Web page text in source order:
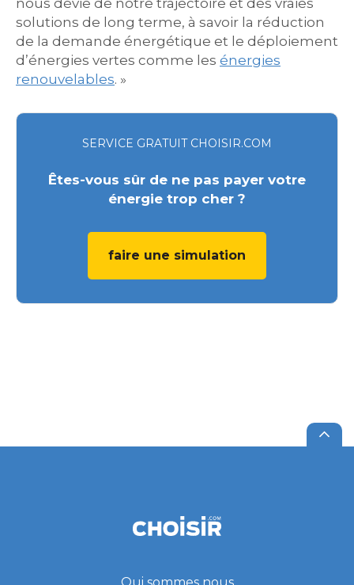
nous dévie de notre trajectoire et des vraies
solutions de long terme, à savoir la réduction
de la demande énergétique et le déploiement
d’énergies vertes comme les énergies
renouvelables. »
SERVICE GRATUIT CHOISIR.COM
Êtes-vous sûr de ne pas payer votre
énergie trop cher ?
faire une simulation